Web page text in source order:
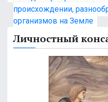
в
и
г
происхождении,
организмов на Земле
Личностный